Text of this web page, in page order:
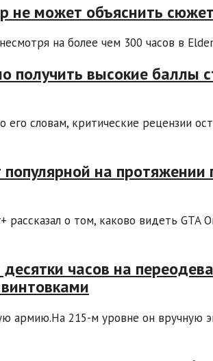
не может объяснить сюжет
на более чем 300 часов в
получить высокие баллы
его словам, критические рецензии
на протяжении
о том, каково видеть GTA
часов на
армию.На 215-м уровне он вручную